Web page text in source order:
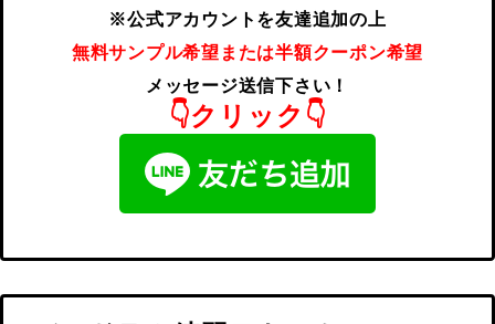
※公式アカウントを友達追加の上
無料サンプル希望または半額クーポン希望
メッセージ送信下さい！
👇クリック👇